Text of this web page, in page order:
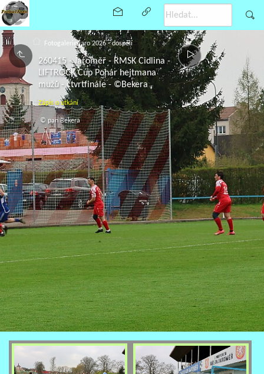
Fotogalerie jaro 2026 - dospělí
260415 - Jaroměř - RMSK Cidlina -
LIFTROCK Cup Pohár hejtmana
mužů - čtvrtfinále - ©Bekera
Zápis o utkání
© pan Bekera